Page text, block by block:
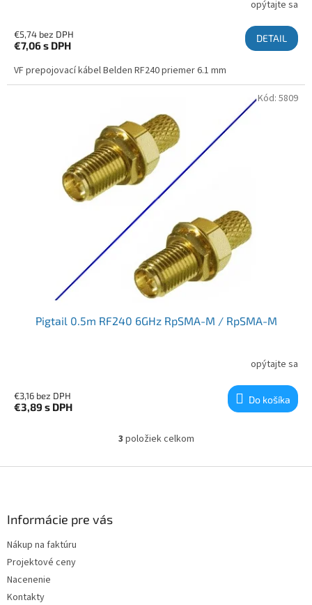
opýtajte sa
€5,74 bez DPH
€7,06s DPH
DETAIL
VF prepojovací kábel Belden RF240 priemer 6.1 mm
Pigtail 0.5m RF240 6GHz RpSMA-M / RpSMA-M
opýtajte sa
€3,16 bez DPH
€3,89 s DPH
Do košíka
Kód: 5809
Ovládacie prvky výpisu
3 položiek celkom
Informácie pre vás
Nákup na faktúru
Projektové ceny
Nacenenie
Kontakty